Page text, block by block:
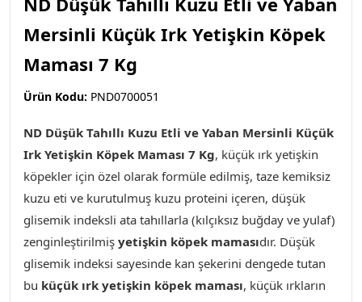
Mersinli Küçük Irk Yetişkin Köpek
Maması 7 Kg
Ürün Kodu: PND0700051
ND Düşük Tahıllı Kuzu Etli ve Yaban Mersinli Küçük
Irk Yetişkin Köpek Maması 7 Kg, küçük ırk yetişkin
köpekler için özel olarak formüle edilmiş, taze kemiksiz
kuzu eti ve kurutulmuş kuzu proteini içeren, düşük
glisemik indeksli ata tahıllarla (kılçıksız buğday ve yulaf)
zenginleştirilmiş yetişkin köpek mamasıdır. Düşük
glisemik indeksi sayesinde kan şekerini dengede tutan
bu küçük ırk yetişkin köpek maması, küçük ırkların